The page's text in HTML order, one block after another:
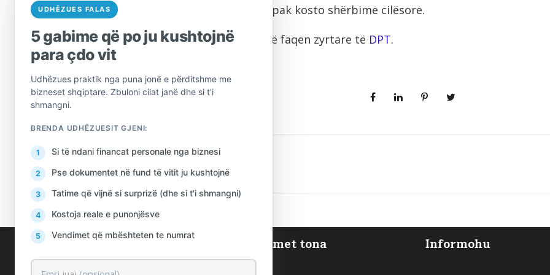
kohë e me sa më pak kosto shërbime cilësore.
Njoftimi i plotë në faqen zyrtare të DPT.
AlProfit Shërbimet tona Informohu
UDHËZUES FALAS
5 gabime që po ju kushtojnë
para çdo vit
Udhëzues praktik nga puna jonë e përditshme me
bizneset shqiptare. Zbuloni cilat janë dhe si t'i
shmangni.
BRENDA UDHËZUESIT GJENI:
Si të ndani financat personale nga biznesi
Pse dokumentet në fund të vitit ju kushtojnë
Tatime që vijnë si surprizë (dhe si t'i shmangni)
Kostoja reale e punonjësve
Vendimet që mbështeten te numrat